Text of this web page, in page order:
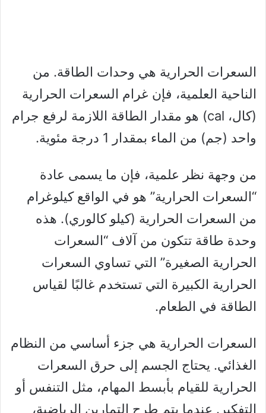
السعرات الحرارية هي وحدات الطاقة. من
الناحية العلمية، فإن غرام السعرات الحرارية
(كال، cal) هو مقدار الطاقة اللازمة لرفع جرام
واحد (جم) من الماء بمقدار 1 درجة مئوية.
من وجهة نظر علمية، فإن ما يسمى عادة
“السعرات الحرارية” هو في الواقع كيلوغرام
من السعرات الحرارية (كيلو كالوري). هذه
وحدة طاقة تتكون من آلاف “السعرات
الحرارية الصغيرة” التي تساوي السعرات
الحرارية الكبيرة التي تستخدم غالبًا لقياس
الطاقة في الطعام.
السعرات الحرارية هي جزء أساسي من النظام
الغذائي. يحتاج الجسم إلى حرق السعرات
الحرارية للقيام بأبسط المهام، مثل التنفس أو
التفكير. عندما يتم طرح التمارين الرياضية،